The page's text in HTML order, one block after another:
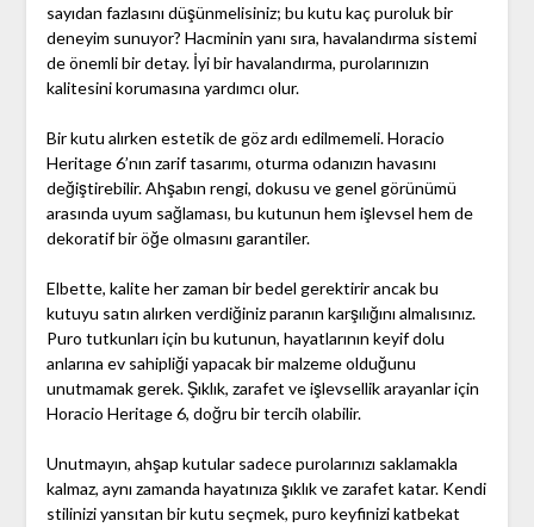
sayıdan fazlasını düşünmelisiniz; bu kutu kaç puroluk bir
deneyim sunuyor? Hacminin yanı sıra, havalandırma sistemi
de önemli bir detay. İyi bir havalandırma, purolarınızın
kalitesini korumasına yardımcı olur.
Bir kutu alırken estetik de göz ardı edilmemeli. Horacio
Heritage 6’nın zarif tasarımı, oturma odanızın havasını
değiştirebilir. Ahşabın rengi, dokusu ve genel görünümü
arasında uyum sağlaması, bu kutunun hem işlevsel hem de
dekoratif bir öğe olmasını garantiler.
Elbette, kalite her zaman bir bedel gerektirir ancak bu
kutuyu satın alırken verdiğiniz paranın karşılığını almalısınız.
Puro tutkunları için bu kutunun, hayatlarının keyif dolu
anlarına ev sahipliği yapacak bir malzeme olduğunu
unutmamak gerek. Şıklık, zarafet ve işlevsellik arayanlar için
Horacio Heritage 6, doğru bir tercih olabilir.
Unutmayın, ahşap kutular sadece purolarınızı saklamakla
kalmaz, aynı zamanda hayatınıza şıklık ve zarafet katar. Kendi
stilinizi yansıtan bir kutu seçmek, puro keyfinizi katbekat